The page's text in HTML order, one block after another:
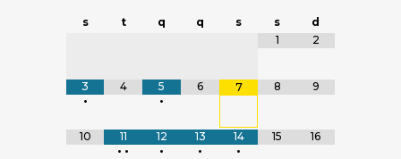
s t q q s s
d
1
2
3
•
4
5
•
6 7 8 9
10
11
• •
12
•
13
•
14
•
15 16